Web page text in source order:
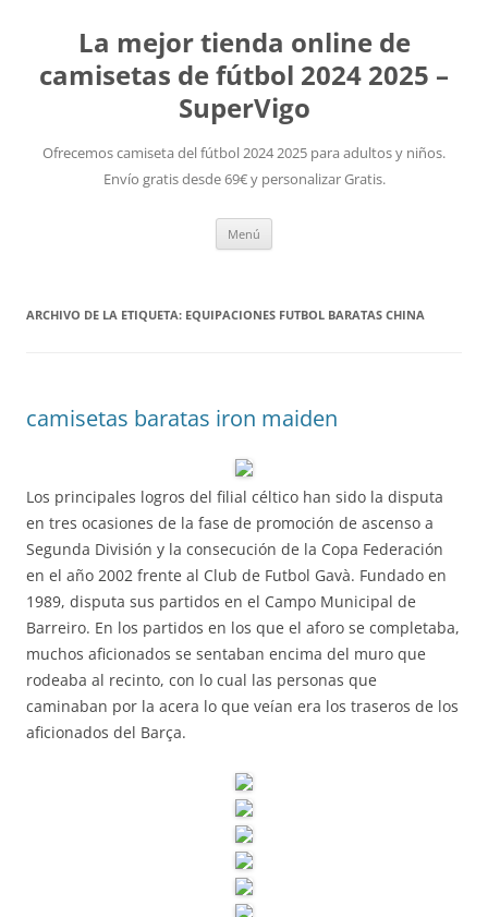
La mejor tienda online de
camisetas de fútbol 2024 2025 –
SuperVigo
Ofrecemos camiseta del fútbol 2024 2025 para adultos y niños.
Envío gratis desde 69€ y personalizar Gratis.
Menú
ARCHIVO DE LA ETIQUETA: EQUIPACIONES FUTBOL BARATAS CHINA
camisetas baratas iron maiden
Los principales logros del filial céltico han sido la disputa
en tres ocasiones de la fase de promoción de ascenso a
Segunda División y la consecución de la Copa Federación
en el año 2002 frente al Club de Futbol Gavà. Fundado en
1989, disputa sus partidos en el Campo Municipal de
Barreiro. En los partidos en los que el aforo se completaba,
muchos aficionados se sentaban encima del muro que
rodeaba al recinto, con lo cual las personas que
caminaban por la acera lo que veían era los traseros de los
aficionados del Barça.